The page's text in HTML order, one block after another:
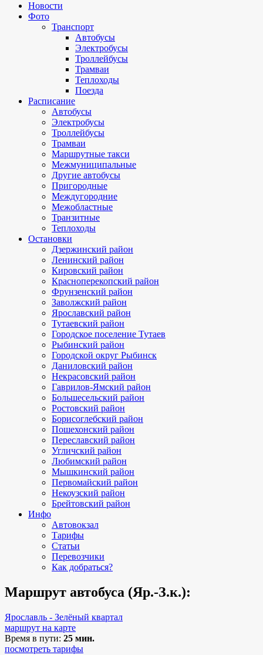
Новости
Фото
Транспорт
Автобусы
Электробусы
Троллейбусы
Трамваи
Теплоходы
Поезда
Расписание
Автобусы
Электробусы
Троллейбусы
Трамваи
Маршрутные такси
Межмуниципальные
Другие автобусы
Пригородные
Междугородние
Межобластные
Транзитные
Теплоходы
Остановки
Дзержинский район
Ленинский район
Кировский район
Красноперекопский район
Фрунзенский район
Заволжский район
Ярославский район
Тутаевский район
Городское поселение Тутаев
Рыбинский район
Городской округ Рыбинск
Даниловский район
Некрасовский район
Гаврилов-Ямский район
Большесельский район
Ростовский район
Борисоглебский район
Пошехонский район
Переславский район
Угличский район
Любимский район
Мышкинский район
Первомайский район
Некоузский район
Брейтовский район
Инфо
Автовокзал
Тарифы
Статьи
Перевозчики
Как добраться?
Маршрут автобуса (Яр.-З.к.):
Ярославль - Зелёный квартал
маршрут на карте
Время в пути: 25 мин.
посмотреть тарифы